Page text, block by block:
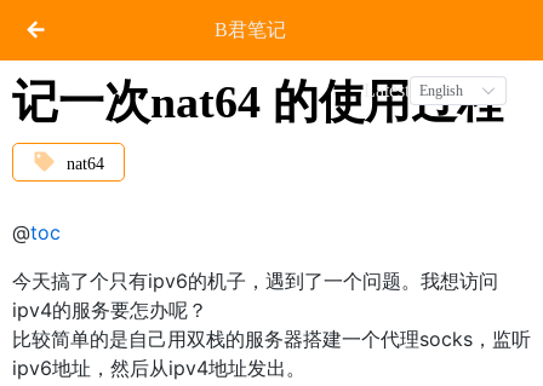
B君笔记
Latest English
记一次nat64 的使用过程
nat64
@toc
今天搞了个只有ipv6的机子，遇到了一个问题。我想访问
ipv4的服务要怎办呢？
比较简单的是自己用双栈的服务器搭建一个代理socks，监听
ipv6地址，然后从ipv4地址发出。